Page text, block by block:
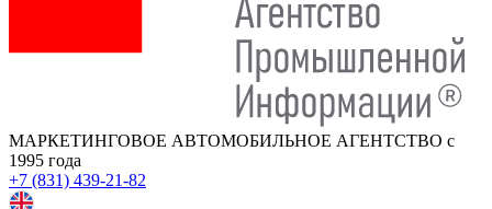
МАРКЕТИНГОВОЕ АВТОМОБИЛЬНОЕ АГЕНТСТВО с
1995 года
+7 (831) 439-21-82